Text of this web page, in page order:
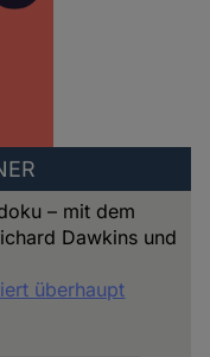
– mit dem
Dawkins und
überhaupt